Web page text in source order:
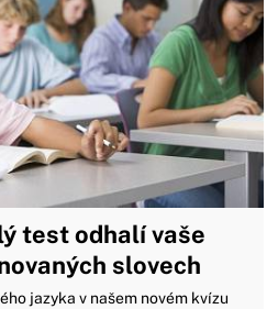
test odhalí vaše
slovech
jazyka v našem novém kvízu